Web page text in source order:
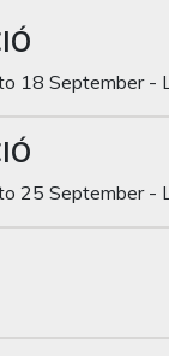
18 September -
25 September -